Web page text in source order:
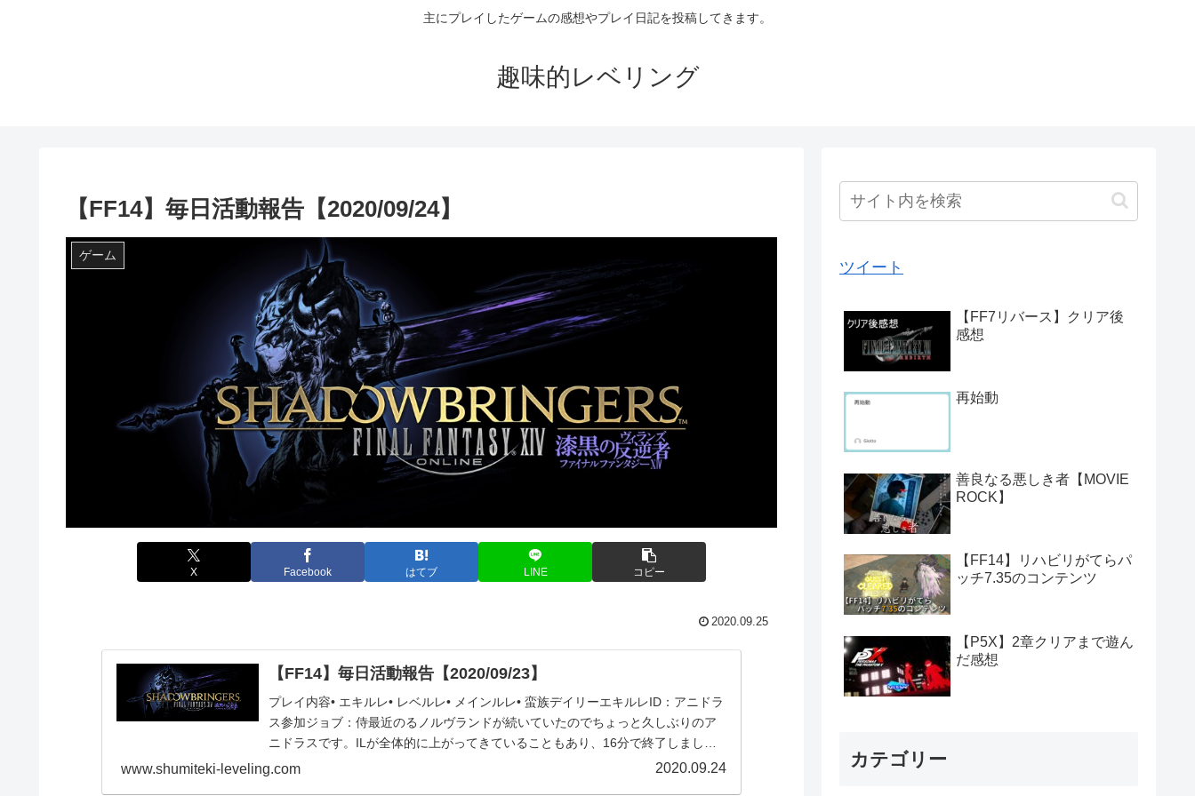
主にプレイしたゲームの感想やプレイ日記を投稿してきます。
趣味的レベリング
【FF14】毎日活動報告【2020/09/24】
ゲーム
X Facebook はてブ LINE コピー
2020.09.25
【FF14】毎日活動報告【2020/09/23】
プレイ内容• エキルレ• レベルレ• メインルレ• 蛮族デイリーエキルレID：アニドラ
ス参加ジョブ：侍最近のるノルヴランドが続いていたのでちょっと久しぶりのア
ニドラスです。ILが全体的に上がってきていることもあり、16分で終了しまし
た。別に...
www.shumiteki-leveling.com 2020.09.24
ツイート
【FF7リバース】クリア後
感想
再始動
善良なる悪しき者【MOVIE
ROCK】
【FF14】リハビリがてらパ
ッチ7.35のコンテンツ
【P5X】2章クリアまで遊ん
だ感想
カテゴリー